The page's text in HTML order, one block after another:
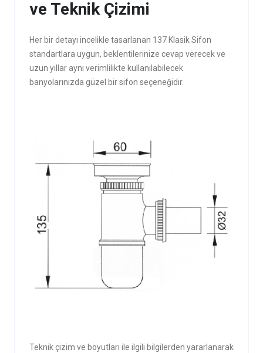
ve Teknik Çizimi
Her bir detayı incelikle tasarlanan 137 Klasik Sifon
standartlara uygun, beklentilerinize cevap verecek ve
uzun yıllar aynı verimlilikte kullanılabilecek
banyolarınızda güzel bir sifon seçeneğidir.
Teknik çizim ve boyutları ile ilgili bilgilerden yararlanarak